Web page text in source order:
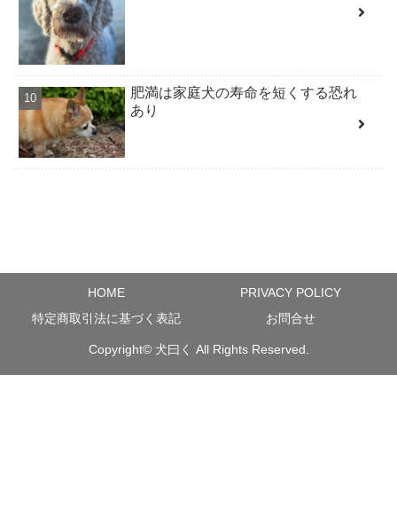
肥満は家庭犬の寿命を短くする恐れ
あり
HOME
PRIVACY POLICY
特定商取引法に基づく表記
お問合せ
Copyright© 犬曰く All Rights Reserved.